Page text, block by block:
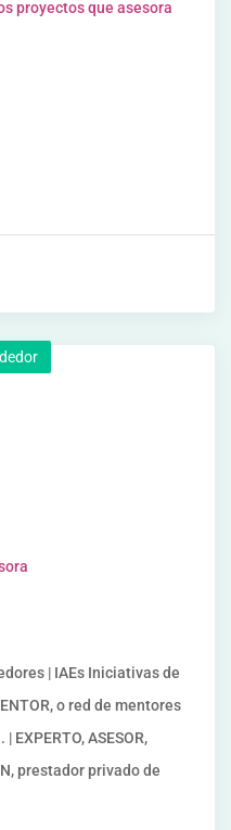
proyectos que asesora
| IAEs Iniciativas de
o red de mentores
ASESOR,
prestador privado de